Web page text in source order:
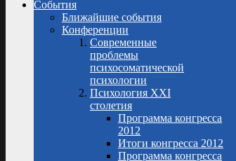
События
Ближайшие события
Конференции
Современные
проблемы
психосоматической
психологии
Психология XXI
столетия
Программа конгресса
2012
Итоги конгресса 2012
Программа конгресса